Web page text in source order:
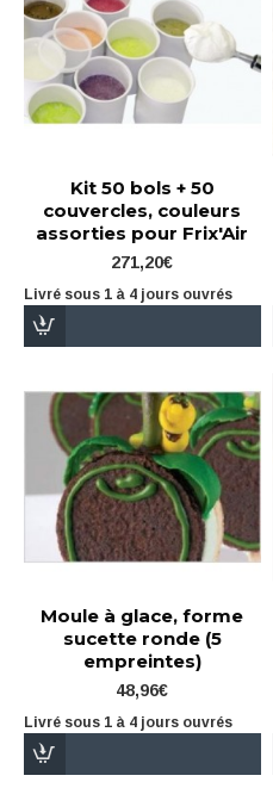
Kit 50 bols + 50
couvercles, couleurs
assorties pour Frix'Air
271,20€
Livré sous 1 à 4 jours ouvrés
Moule à glace, forme
sucette ronde (5
empreintes)
48,96€
Livré sous 1 à 4 jours ouvrés